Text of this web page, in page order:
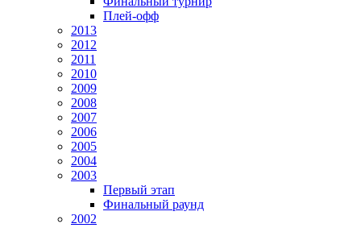
Плей-офф
2013
2012
2011
2010
2009
2008
2007
2006
2005
2004
2003
Первый этап
Финальный раунд
2002